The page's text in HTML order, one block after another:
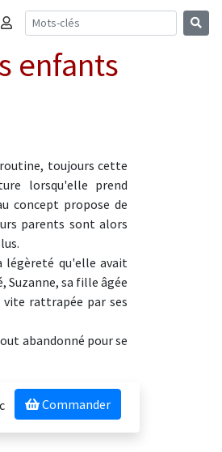
Connexion
enfants
toujours cette
lorsqu'elle prend
concept propose de
parents sont alors
légèreté qu'elle avait
Suzanne, sa fille âgée
rattrapée par ses
abandonné pour se
Commander